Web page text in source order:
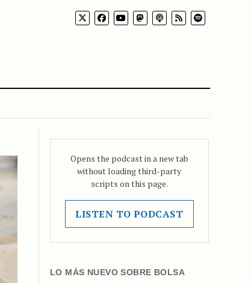
Opens the podcast in a new tab
without loading third-party
scripts on this page.
LISTEN TO PODCAST
LO MÁS NUEVO SOBRE BOLSA